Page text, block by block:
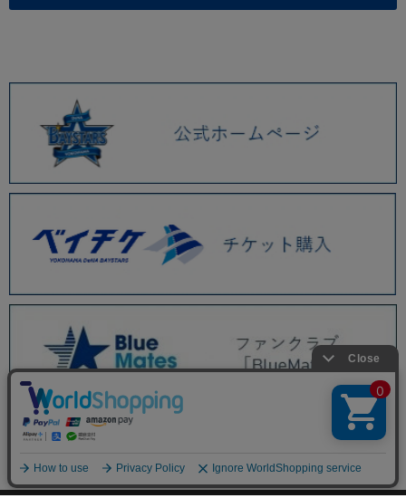
BAYSTORE ONLINE TOP 商品一覧